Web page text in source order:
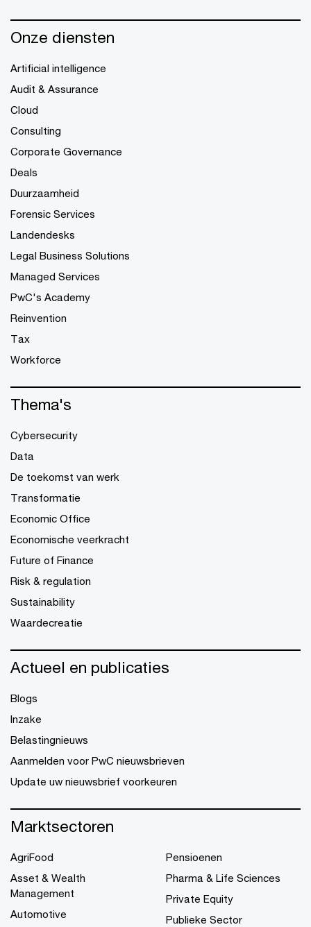
Onze diensten
Artificial intelligence
Audit & Assurance
Cloud
Consulting
Corporate Governance
Deals
Duurzaamheid
Forensic Services
Landendesks
Legal Business Solutions
Managed Services
PwC's Academy
Reinvention
Tax
Workforce
Thema's
Cybersecurity
Data
De toekomst van werk
Transformatie
Economic Office
Economische veerkracht
Future of Finance
Risk & regulation
Sustainability
Waardecreatie
Actueel en publicaties
Blogs
Inzake
Belastingnieuws
Aanmelden voor PwC nieuwsbrieven
Update uw nieuwsbrief voorkeuren
Marktsectoren
AgriFood
Asset & Wealth
Management
Automotive
Pensioenen
Pharma & Life Sciences
Private Equity
Publieke Sector